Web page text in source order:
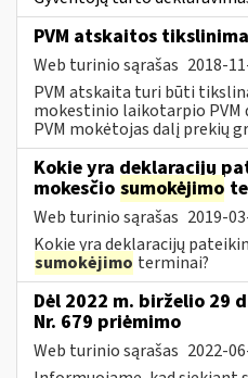
PVM atskaitos
Web turinio sąrašas 2018-
PVM atskaita turi būti
mokestinio laikotarpio PVM
PVM mokėtojas dalį prekių
Kokie yra deklaracijų
mokesčio sumokėjimo
Web turinio sąrašas 2019-
Kokie yra deklaracijų
sumokėjimo terminai?
Dėl 2022 m. birželio 29
Nr. 679 priėmimo
Web turinio sąrašas 2022-